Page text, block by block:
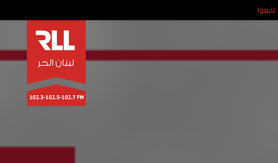
تابعوا